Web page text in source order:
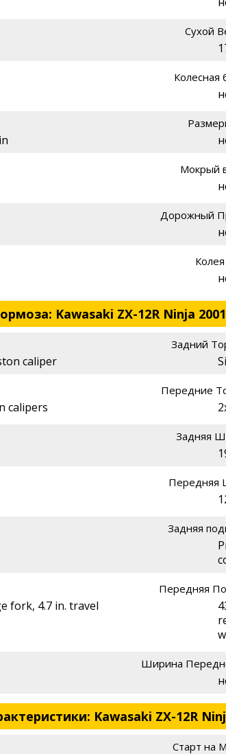
Сухой
Колесная
Мокрый
Дорожный
Колея
Kawasaki ZX-12R Ninja 2001
Задний
caliper
Передние
calipers
Задняя
Передняя
Задняя
Передняя
fork, 4.7 in. travel
Ширина
Kawasaki ZX-12R
Старт на